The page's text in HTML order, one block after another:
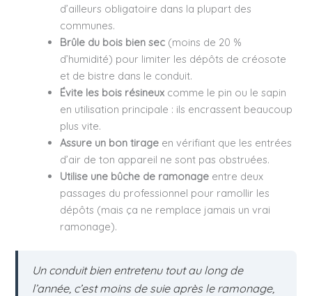
d’ailleurs obligatoire dans la plupart des
communes.
Brûle du bois bien sec (moins de 20 %
d’humidité) pour limiter les dépôts de créosote
et de bistre dans le conduit.
Évite les bois résineux comme le pin ou le sapin
en utilisation principale : ils encrassent beaucoup
plus vite.
Assure un bon tirage en vérifiant que les entrées
d’air de ton appareil ne sont pas obstruées.
Utilise une bûche de ramonage entre deux
passages du professionnel pour ramollir les
dépôts (mais ça ne remplace jamais un vrai
ramonage).
Un conduit bien entretenu tout au long de
l’année, c’est moins de suie après le ramonage,